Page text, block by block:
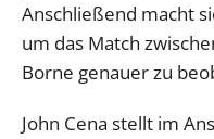
Anschließend macht
um das Match
Borne genauer zu
John Cena stellt im